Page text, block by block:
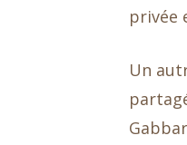
privée
Un